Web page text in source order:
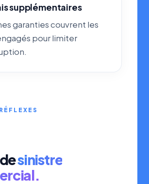
supplémentaires
garanties couvrent les
pour limiter
sinistre